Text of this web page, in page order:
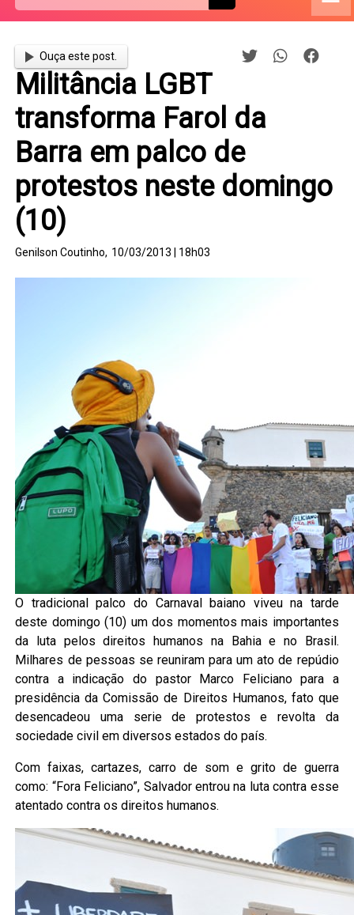
Ouça este post.
Militância LGBT
transforma Farol da
Barra em palco de
protestos neste domingo
(10)
Genilson Coutinho, 10/03/2013 | 18h03
O tradicional palco do Carnaval baiano viveu na tarde
deste domingo (10) um dos momentos mais importantes
da luta pelos direitos humanos na Bahia e no Brasil.
Milhares de pessoas se reuniram para um ato de repúdio
contra a indicação do pastor Marco Feliciano para a
presidência da Comissão de Direitos Humanos, fato que
desencadeou uma serie de protestos e revolta da
sociedade civil em diversos estados do país.
Com faixas, cartazes, carro de som e grito de guerra
como: “Fora Feliciano”, Salvador entrou na luta contra esse
atentado contra os direitos humanos.